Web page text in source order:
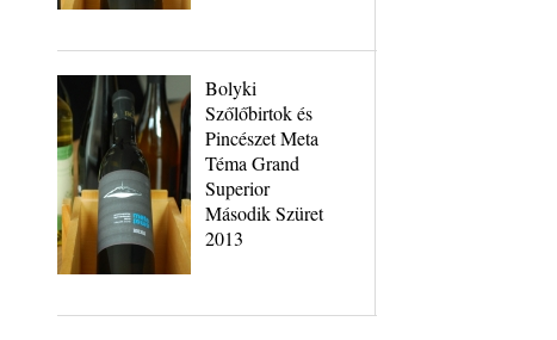
Bolyki
Szőlőbirtok és
Pincészet Meta
Téma Grand
Superior
Második Szüret
2013